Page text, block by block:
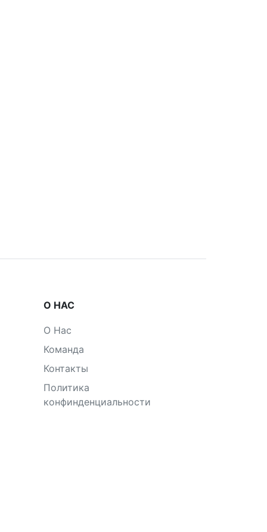
О НАС
О Нас
Команда
Контакты
Политика
конфинденциальности